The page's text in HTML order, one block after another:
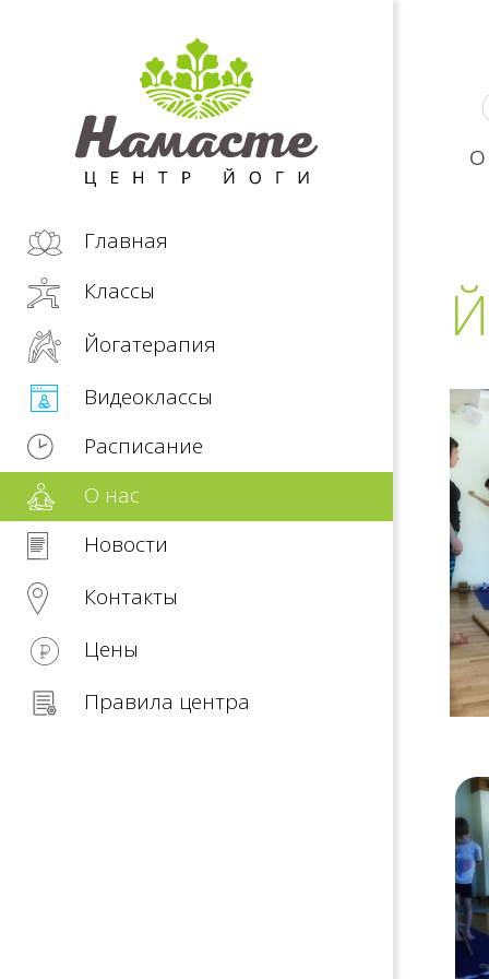
Главная
Классы
Йогатерапия
Видеоклассы
Расписание
О нас
Новости
Контакты
Цены
Правила центра
О